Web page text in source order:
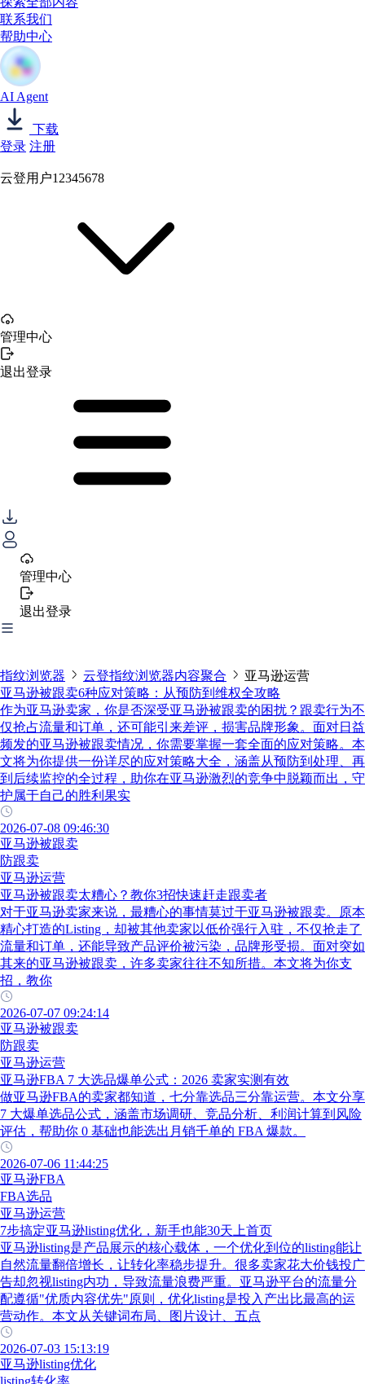
联系我们
帮助中心
AI Agent
下载
登录 注册
云登用户12345678
管理中心
退出登录
管理中心
退出登录
指纹浏览器 云登指纹浏览器内容聚合
亚马逊运营
亚马逊被跟卖6种应对策略：从预防到维权全攻略
作为亚马逊卖家，你是否深受亚马逊被跟卖的困扰？跟卖行为不
仅抢占流量和订单，还可能引来差评，损害品牌形象。面对日益
频发的亚马逊被跟卖情况，你需要掌握一套全面的应对策略。本
文将为你提供一份详尽的应对策略大全，涵盖从预防到处理、再
到后续监控的全过程，助你在亚马逊激烈的竞争中脱颖而出，守
护属于自己的胜利果实
2026-07-08 09:46:30
亚马逊被跟卖
防跟卖
亚马逊运营
亚马逊被跟卖太糟心？教你3招快速赶走跟卖者
对于亚马逊卖家来说，最糟心的事情莫过于亚马逊被跟卖。原本
精心打造的Listing，却被其他卖家以低价强行入驻，不仅抢走了
流量和订单，还能导致产品评价被污染，品牌形受损。面对突如
其来的亚马逊被跟卖，许多卖家往往不知所措。本文将为你支
招，教你
2026-07-07 09:24:14
亚马逊被跟卖
防跟卖
亚马逊运营
亚马逊FBA 7 大选品爆单公式：2026 卖家实测有效
做亚马逊FBA的卖家都知道，七分靠选品三分靠运营。本文分享
7 大爆单选品公式，涵盖市场调研、竞品分析、利润计算到风险
评估，帮助你 0 基础也能选出月销千单的 FBA 爆款。
2026-07-06 11:44:25
亚马逊FBA
FBA选品
亚马逊运营
7步搞定亚马逊listing优化，新手也能30天上首页
亚马逊listing是产品展示的核心载体，一个优化到位的listing能让
自然流量翻倍增长，让转化率稳步提升。很多卖家花大价钱投广
告却忽视listing内功，导致流量浪费严重。亚马逊平台的流量分
配遵循"优质内容优先"原则，优化listing是投入产出比最高的运
营动作。本文从关键词布局、图片设计、五点
2026-07-03 15:13:19
亚马逊listing优化
listing转化率